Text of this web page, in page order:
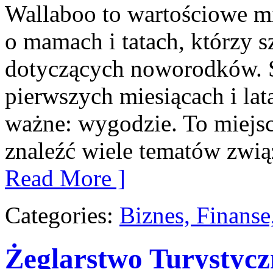
Wallaboo to wartościowe
o mamach i tatach, którzy
dotyczących noworodków.
pierwszych miesiącach i
ważne: wygodzie. To
znaleźć wiele tematów
Read More ]
Categories: Biznes,
Żeglarstwo